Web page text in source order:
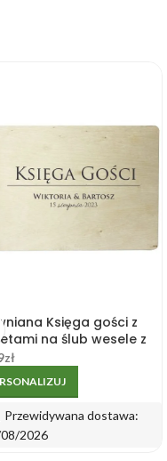
Księga gości z
na ślub wesele z
zł
Przewidywana dostawa:
2026